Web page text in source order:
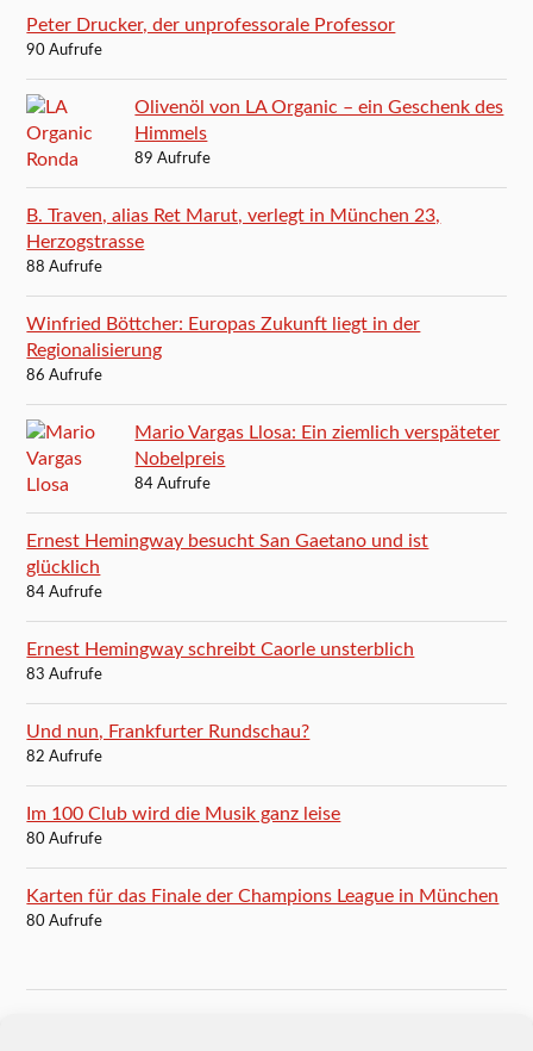
Peter Drucker, der unprofessorale Professor
90 Aufrufe
Olivenöl von LA Organic – ein Geschenk des
Himmels
89 Aufrufe
B. Traven, alias Ret Marut, verlegt in München 23,
Herzogstrasse
88 Aufrufe
Winfried Böttcher: Europas Zukunft liegt in der
Regionalisierung
86 Aufrufe
Mario Vargas Llosa: Ein ziemlich verspäteter
Nobelpreis
84 Aufrufe
Ernest Hemingway besucht San Gaetano und ist
glücklich
84 Aufrufe
Ernest Hemingway schreibt Caorle unsterblich
83 Aufrufe
Und nun, Frankfurter Rundschau?
82 Aufrufe
Im 100 Club wird die Musik ganz leise
80 Aufrufe
Karten für das Finale der Champions League in München
80 Aufrufe